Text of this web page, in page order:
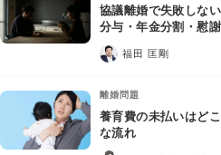
協議離婚で失敗しな
分与・年金分割・慰
福田 匡剛
離婚問題
養育費の未払いはど
な流れ